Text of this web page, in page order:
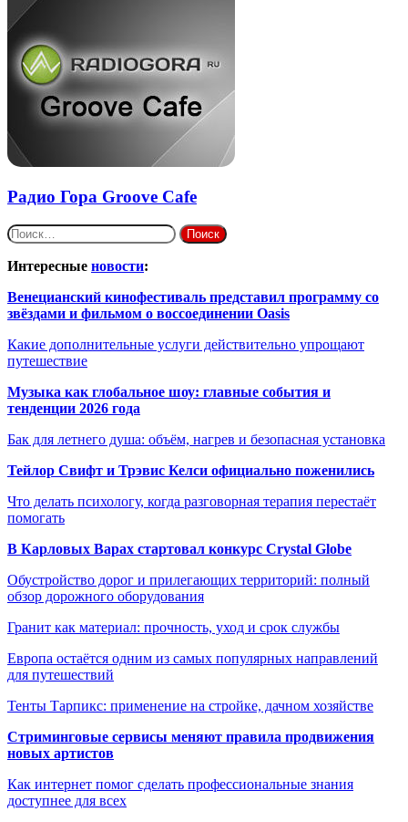
Радио Гора Groove Cafe
Найти:
Интересные новости:
Венецианский кинофестиваль представил программу со
звёздами и фильмом о воссоединении Oasis
Какие дополнительные услуги действительно упрощают
путешествие
Музыка как глобальное шоу: главные события и
тенденции 2026 года
Бак для летнего душа: объём, нагрев и безопасная установка
Тейлор Свифт и Трэвис Келси официально поженились
Что делать психологу, когда разговорная терапия перестаёт
помогать
В Карловых Варах стартовал конкурс Crystal Globe
Обустройство дорог и прилегающих территорий: полный
обзор дорожного оборудования
Гранит как материал: прочность, уход и срок службы
Европа остаётся одним из самых популярных направлений
для путешествий
Тенты Тарпикс: применение на стройке, дачном хозяйстве
Стриминговые сервисы меняют правила продвижения
новых артистов
Как интернет помог сделать профессиональные знания
доступнее для всех